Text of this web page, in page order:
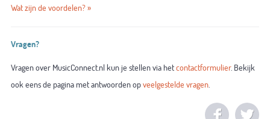
Wat zijn de voordelen? »
Vragen?
Vragen over MusicConnect.nl kun je stellen via hetcontactformulier. Bekijk
ook eens de pagina met antwoorden opveelgestelde vragen.